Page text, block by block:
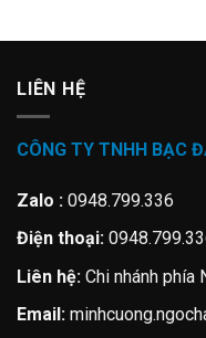
LIÊN HỆ
CÔNG TY TNHH BẠC
Zalo : 0948.799.336
Điện thoại:
Liên hệ: Chi nhánh phía
Email: